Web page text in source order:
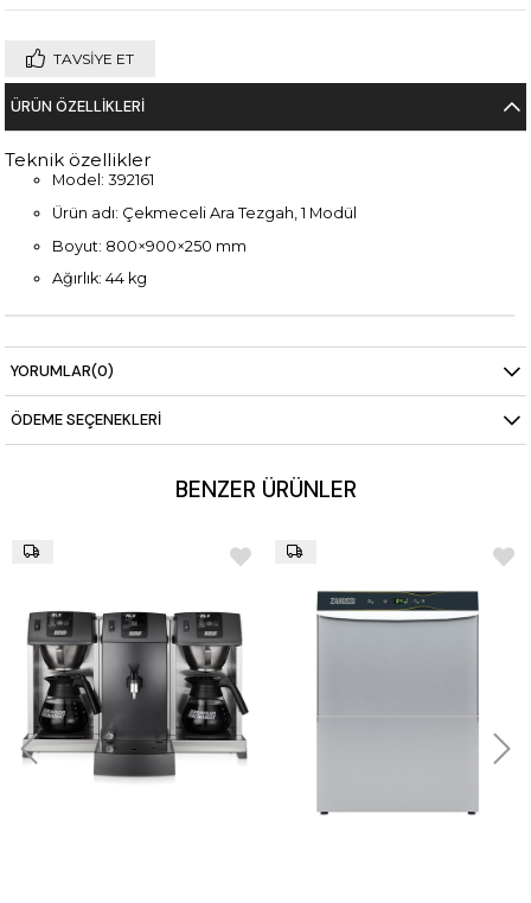
TAVSIYE ET
ÜRÜN ÖZELLIKLERI
Teknik özellikler
Model: 392161
Ürün adı: Çekmeceli Ara Tezgah, 1 Modül
Boyut: 800×900×250 mm
Ağırlık: 44 kg
YORUMLAR(0)
ÖDEME SEÇENEKLERI
BENZER ÜRÜNLER